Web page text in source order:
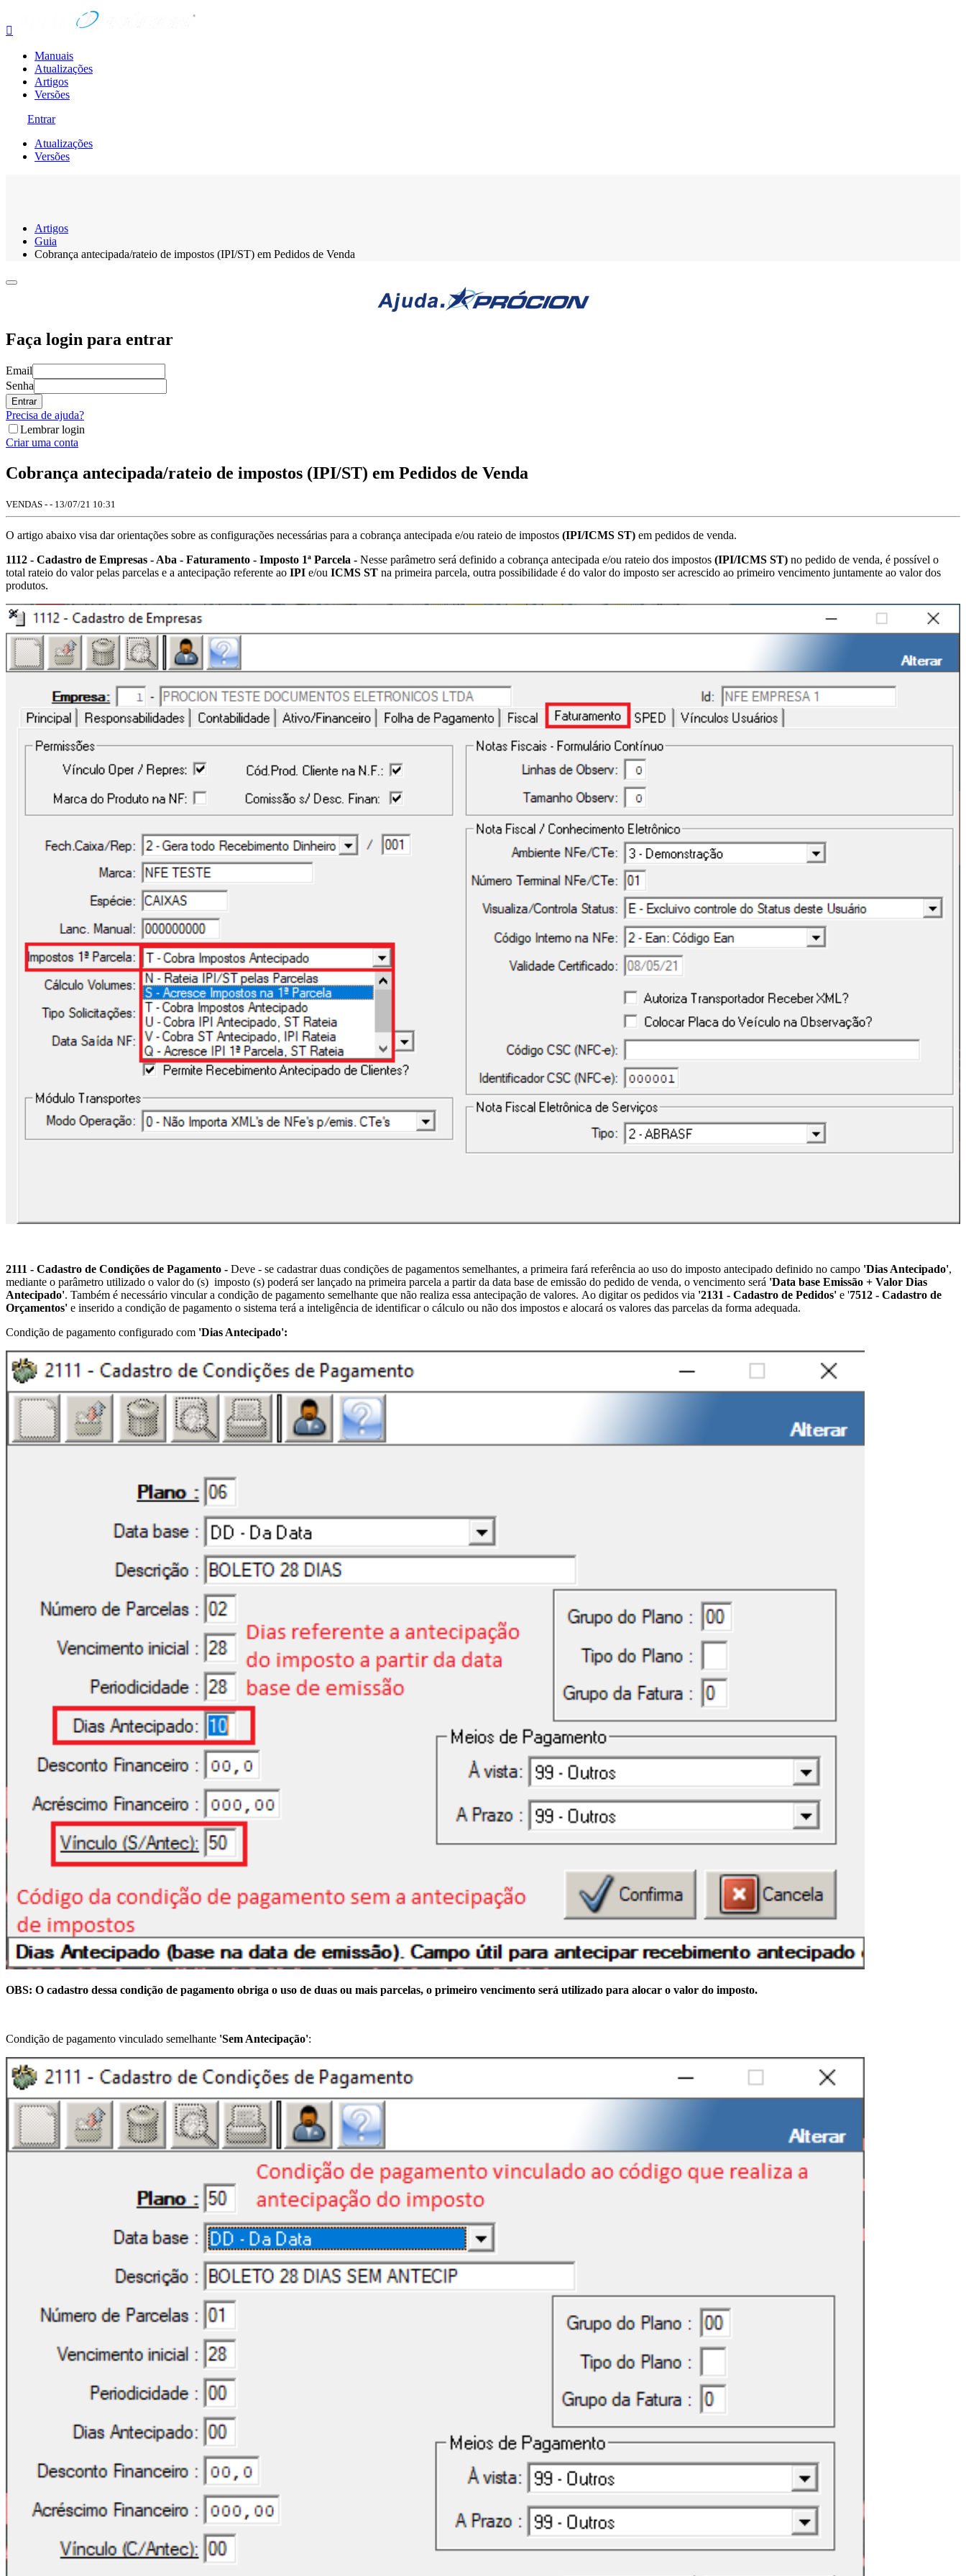

Manuais
Atualizações
Artigos
Versões
Entrar
Atualizações
Versões
Artigos
Guia
Cobrança antecipada/rateio de impostos (IPI/ST) em Pedidos de Venda
Faça login para entrar
Email
Senha
Entrar
Precisa de ajuda?
Lembrar login
Criar uma conta
Cobrança antecipada/rateio de impostos (IPI/ST) em Pedidos de Venda
VENDAS - - 13/07/21 10:31
O artigo abaixo visa dar orientações sobre as configurações necessárias para a cobrança antecipada e/ou rateio de impostos (IPI/ICMS ST) em pedidos de venda.
1112 - Cadastro de Empresas - Aba - Faturamento - Imposto 1ª Parcela - Nesse parâmetro será definido a cobrança antecipada e/ou rateio dos impostos (IPI/ICMS ST) no pedido de venda, é possível o
total rateio do valor pelas parcelas e a antecipação referente ao IPI e/ou ICMS ST na primeira parcela, outra possibilidade é do valor do imposto ser acrescido ao primeiro vencimento juntamente ao valor dos
produtos.
2111 - Cadastro de Condições de Pagamento - Deve - se cadastrar duas condições de pagamentos semelhantes, a primeira fará referência ao uso do imposto antecipado definido no campo 'Dias Antecipado',
mediante o parâmetro utilizado o valor do (s) imposto (s) poderá ser lançado na primeira parcela a partir da data base de emissão do pedido de venda, o vencimento será 'Data base Emissão + Valor Dias
Antecipado'. Também é necessário vincular a condição de pagamento semelhante que não realiza essa antecipação de valores. Ao digitar os pedidos via '2131 - Cadastro de Pedidos' e '7512 - Cadastro de
Orçamentos' e inserido a condição de pagamento o sistema terá a inteligência de identificar o cálculo ou não dos impostos e alocará os valores das parcelas da forma adequada.
Condição de pagamento configurado com 'Dias Antecipado':
OBS: O cadastro dessa condição de pagamento obriga o uso de duas ou mais parcelas, o primeiro vencimento será utilizado para alocar o valor do imposto.
Condição de pagamento vinculado semelhante 'Sem Antecipação':